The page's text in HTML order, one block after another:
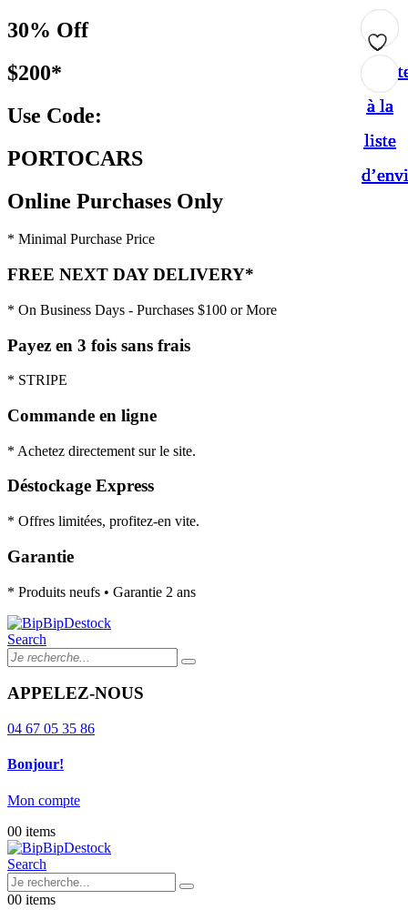
30% Off
$200*
Use Code:
PORTOCARS
Online Purchases Only
* Minimal Purchase Price
FREE NEXT DAY DELIVERY*
* On Business Days - Purchases $100 or More
Payez en 3 fois sans frais
* STRIPE
Commande en ligne
* Achetez directement sur le site.
Déstockage Express
* Offres limitées, profitez-en vite.
Garantie
* Produits neufs • Garantie 2 ans
Search
APPELEZ-NOUS
04 67 05 35 86
Bonjour!
Mon compte
00 items
Search
00 items
à la
liste
à la
liste
à la
liste
à la
liste
à la
liste